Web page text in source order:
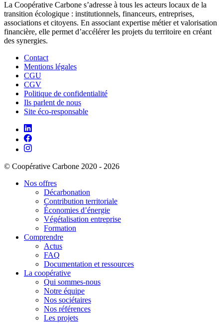
La Coopérative Carbone s’adresse à tous les acteurs locaux de la
transition écologique : institutionnels, financeurs, entreprises,
associations et citoyens. En associant expertise métier et valorisation
financière, elle permet d’accélérer les projets du territoire en créant
des synergies.
Contact
Mentions légales
CGU
CGV
Politique de confidentialité
Ils parlent de nous
Site éco-responsable
© Coopérative Carbone 2020 - 2026
Nos offres
Décarbonation
Contribution territoriale
Économies d’énergie
Végétalisation entreprise
Formation
Comprendre
Actus
FAQ
Documentation et ressources
La coopérative
Qui sommes-nous
Notre équipe
Nos sociétaires
Nos références
Les projets